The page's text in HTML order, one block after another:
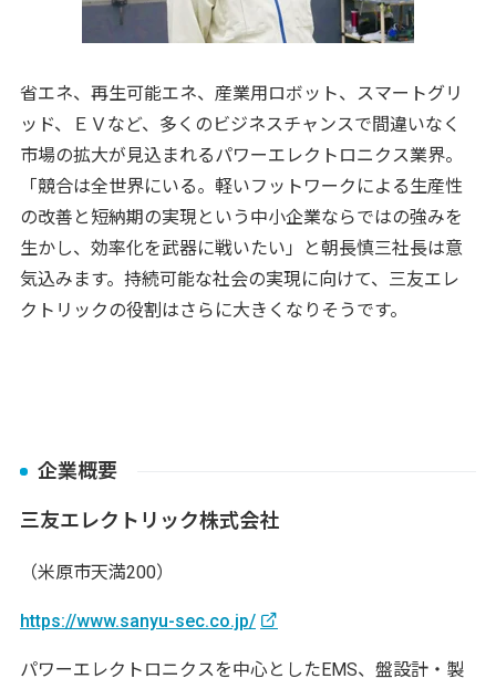
省エネ、再生可能エネ、産業用ロボット、スマートグリ
ッド、ＥＶなど、多くのビジネスチャンスで間違いなく
市場の拡大が見込まれるパワーエレクトロニクス業界。
「競合は全世界にいる。軽いフットワークによる生産性
の改善と短納期の実現という中小企業ならではの強みを
生かし、効率化を武器に戦いたい」と朝長慎三社長は意
気込みます。持続可能な社会の実現に向けて、三友エレ
クトリックの役割はさらに大きくなりそうです。
企業概要
三友エレクトリック株式会社
（米原市天満200）
https://www.sanyu-sec.co.jp/
パワーエレクトロニクスを中心としたEMS、盤設計・製